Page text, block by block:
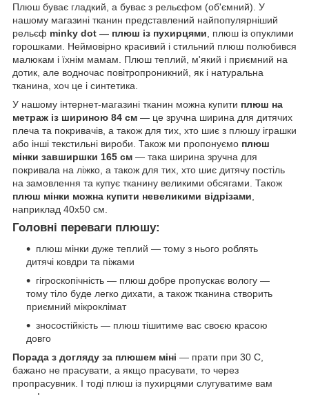
Плюш буває гладкий, а буває з рельєфом (об'ємний). У
нашому магазині тканин представлений найпопулярніший
рельєф minky dot — плюш із пухирцями , плюш із опуклими
горошками. Неймовірно красивий і стильний плюш полюбився
малюкам і їхнім мамам. Плюш теплий, м'який і приємний на
дотик, але водночас повітропроникний, як і натуральна
тканина, хоч це і синтетика.
У нашому інтернет-магазині тканин можна купити плюш на
метраж із шириною 84 см — це зручна ширина для дитячих
плеча та покривачів, а також для тих, хто шиє з плюшу іграшки
або інші текстильні вироби. Також ми пропонуємо плюш
мінки завширшки 165 см — така ширина зручна для
покривала на ліжко, а також для тих, хто шиє дитячу постіль
на замовлення та купує тканину великими обсягами. Також
плюш мінки можна купити невеликими відрізами
наприклад 40х50 см.
Головні переваги плюшу:
плюш мінки дуже теплий — тому з нього роблять
дитячі ковдри та піжами
гігроскопічність — плюш добре пропускає вологу —
тому тіло буде легко дихати, а також тканина створить
приємний мікроклімат
зносостійкість — плюш тішитиме вас своєю красою
довго
Порада з догляду за плюшем міні — прати при 30 С,
бажано не прасувати, а якщо прасувати, то через
пропрасувник. І тоді плюш із пухирцями слугуватиме вам